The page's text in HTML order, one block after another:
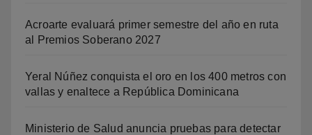
Acroarte evaluará primer semestre del año en ruta
al Premios Soberano 2027
Yeral Núñez conquista el oro en los 400 metros con
vallas y enaltece a República Dominicana
Ministerio de Salud anuncia pruebas para detectar